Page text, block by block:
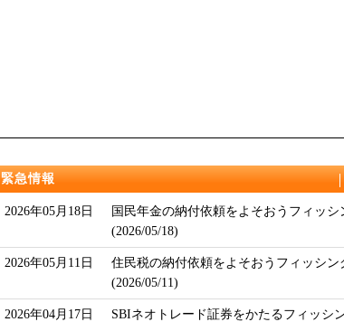
緊急情報
2026年05月18日
国民年金の納付依頼をよそおうフィッシ
(2026/05/18)
2026年05月11日
住民税の納付依頼をよそおうフィッシン
(2026/05/11)
2026年04月17日
SBIネオトレード証券をかたるフィッシ